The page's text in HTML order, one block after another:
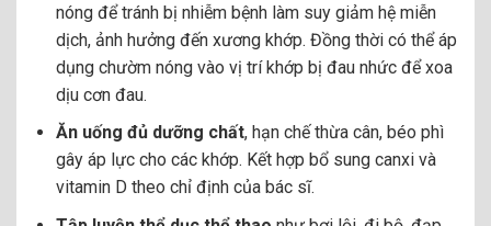
nóng để tránh bị nhiễm bệnh làm suy giảm hệ miễn
dịch, ảnh hưởng đến xương khớp. Đồng thời có thể áp
dụng chườm nóng vào vị trí khớp bị đau nhức để xoa
dịu cơn đau.
Ăn uống đủ dưỡng chất, hạn chế thừa cân, béo phì
gây áp lực cho các khớp. Kết hợp bổ sung canxi và
vitamin D theo chỉ định của bác sĩ.